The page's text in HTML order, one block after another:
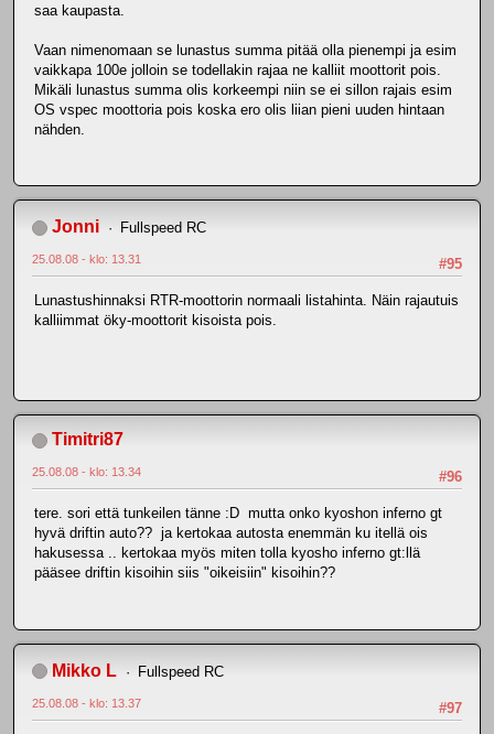
saa kaupasta.
Vaan nimenomaan se lunastus summa pitää olla pienempi ja esim
vaikkapa 100e jolloin se todellakin rajaa ne kalliit moottorit pois.
Mikäli lunastus summa olis korkeempi niin se ei sillon rajais esim
OS vspec moottoria pois koska ero olis liian pieni uuden hintaan
nähden.
Jonni Fullspeed RC
#95
25.08.08 - klo: 13.31
Lunastushinnaksi RTR-moottorin normaali listahinta. Näin rajautuis
kalliimmat öky-moottorit kisoista pois.
Timitri87
#96
25.08.08 - klo: 13.34
tere. sori että tunkeilen tänne :D mutta onko kyoshon inferno gt
hyvä driftin auto?? ja kertokaa autosta enemmän ku itellä ois
hakusessa .. kertokaa myös miten tolla kyosho inferno gt:llä
pääsee driftin kisoihin siis "oikeisiin" kisoihin??
Mikko L Fullspeed RC
#97
25.08.08 - klo: 13.37